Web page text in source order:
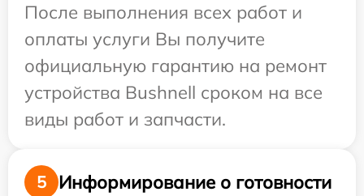
После выполнения всех работ и
оплаты услуги Вы получите
официальную гарантию на ремонт
устройства Bushnell сроком на все
виды работ и запчасти.
5
Информирование о готовности